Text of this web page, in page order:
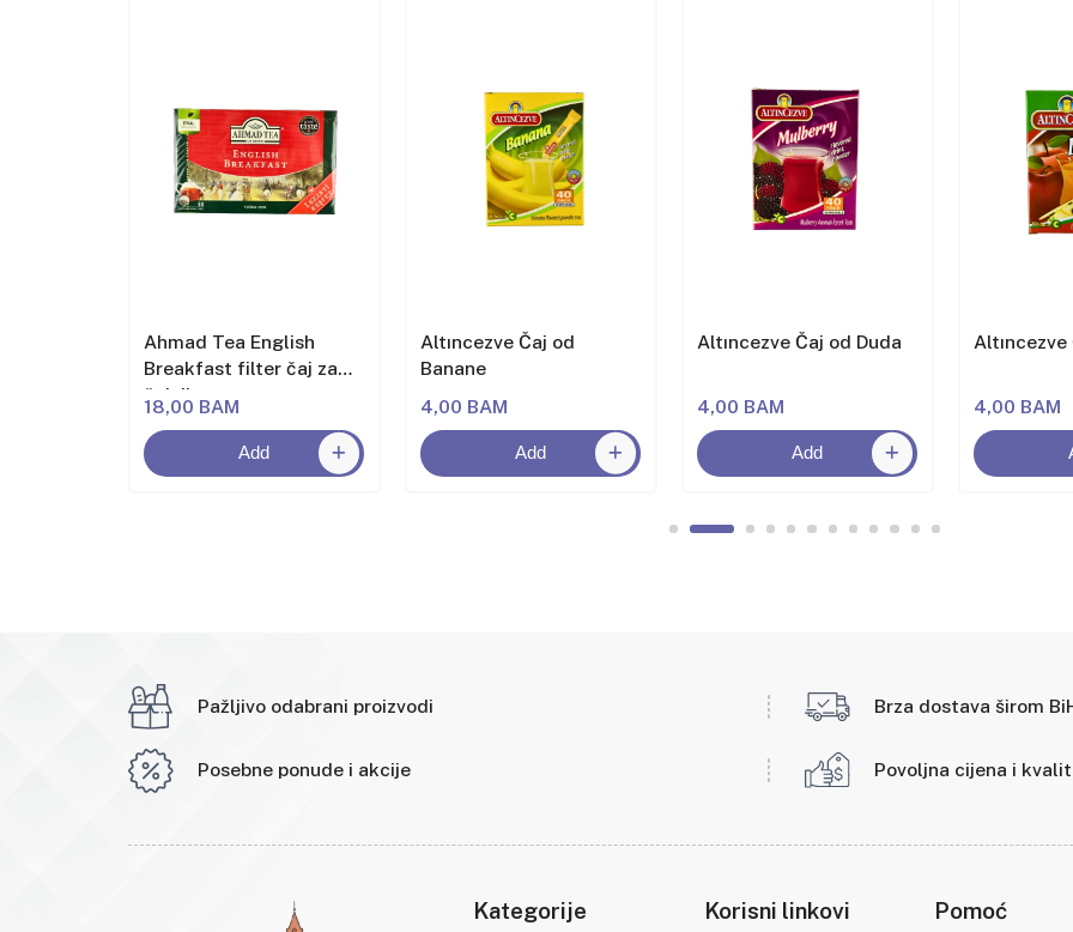
Ahmad Tea English
Breakfast filter čaj za
čajnik
18,00 BAM
Add
Altıncezve Čaj od
Banane
4,00 BAM
Add
Altıncezve Čaj od Duda
4,00 BAM
Add
4,00 BAM
Pažljivo odabrani proizvodi Brza dostava širom
Posebne ponude i akcije Povoljna cijena i
Kategorije Korisni linkovi Pomoć